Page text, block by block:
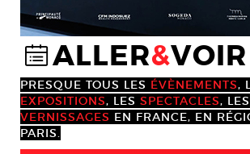
@ALLER&VOIR
PRESQUE TOUS LES ÉVÈNEMENTS,
EXPOSITIONS, LES SPECTACLES, LES
VERNISSAGES EN FRANCE, EN
PARIS.